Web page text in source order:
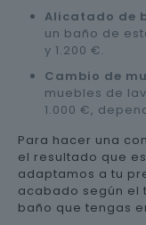
Alicatado de
un baño de
y 1.200 €.
Cambio de
muebles de
1.000 €,
Para hacer una
el resultado que
adaptamos a tu
acabado según el
baño que tengas